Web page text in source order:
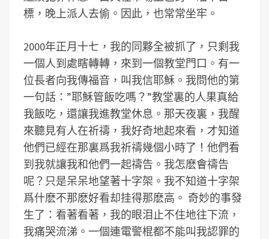
標，晚上派人去偷。因此，也常常坐牢。
2000年正月十七，我的同夥全被抓了，只剩我
一個人到處瞎轉轉，來到一個教堂門口。有一
位長者向我傳福音，叫我信耶穌。我問他的第
一句話：”耶穌管飯吃嗎？”教堂裏的人果真給
我飯吃，還讓我進教堂休息。那天夜裏，我醒
來聽見有人在祈禱，我好奇地起來看，才知道
他們已經在那裏爲我祈禱幾個小時了！他們看
到我就讓我和他們一起禱告。我怎麽會禱告
呢？只是呆呆地望著十字架。我不知道十字架
爲什麽不那麽好看却挂得那麽高。 奇妙的事發
生了：看著看著，我的眼泪止不住地往下流，
我痛哭流涕。一個連電警棍都不能叫我認罪的